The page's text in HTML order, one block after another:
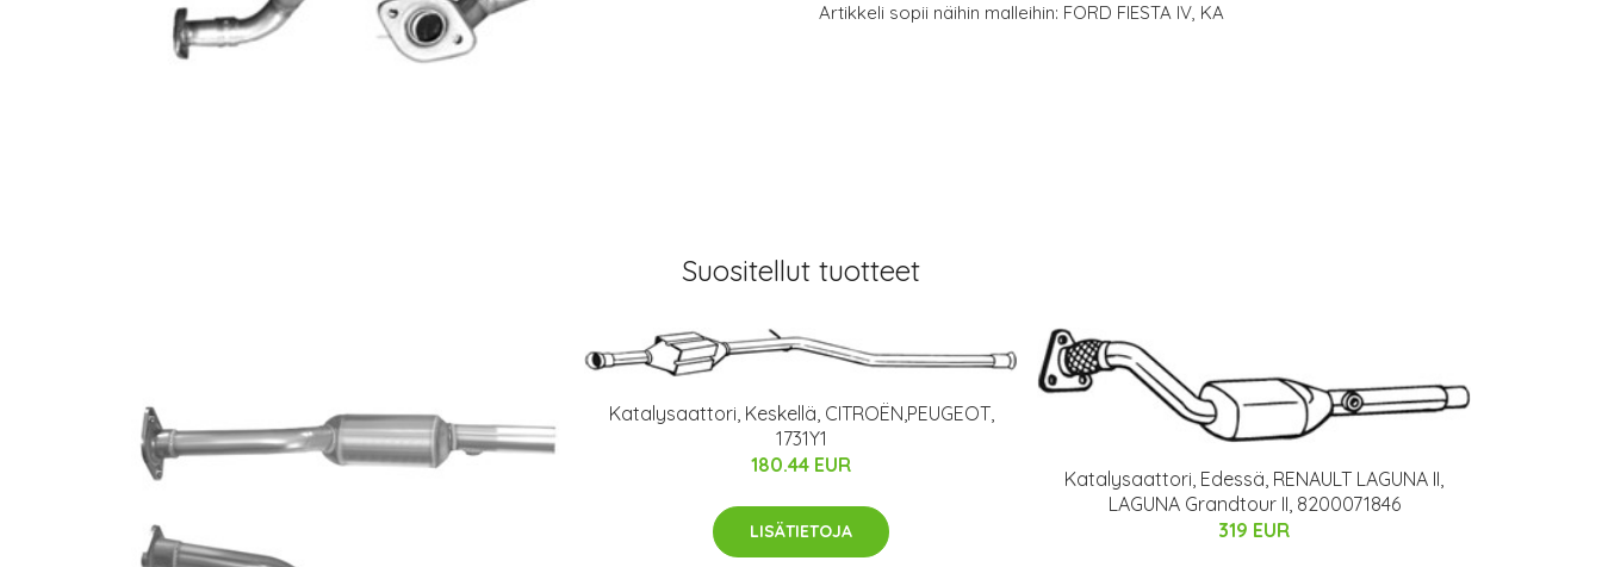
Artikkeli sopii näihin malleihin: FORD FIESTA IV, KA
Suositellut tuotteet
Katalysaattori, Keskellä, CITROËN,PEUGEOT,
1731Y1
180.44 EUR
LISÄTIETOJA
Katalysaattori, Edessä, RENAULT LAGUNA II,
LAGUNA Grandtour II, 8200071846
319 EUR